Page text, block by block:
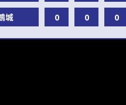
城 0 0 0